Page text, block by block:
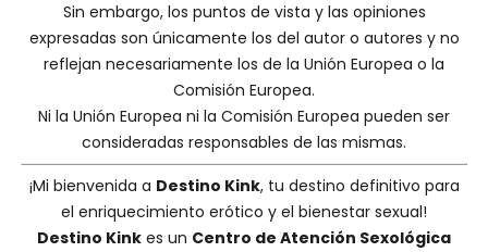
Sin embargo, los puntos de vista y las opiniones
expresadas son únicamente los del autor o autores y no
reflejan necesariamente los de la Unión Europea o la
Comisión Europea.
Ni la Unión Europea ni la Comisión Europea pueden ser
consideradas responsables de las mismas.
¡Mi bienvenida a Destino Kink, tu destino definitivo para
el enriquecimiento erótico y el bienestar sexual!
Destino Kink es un Centro de Atención Sexológica